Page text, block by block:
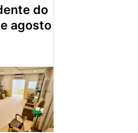
do
agosto